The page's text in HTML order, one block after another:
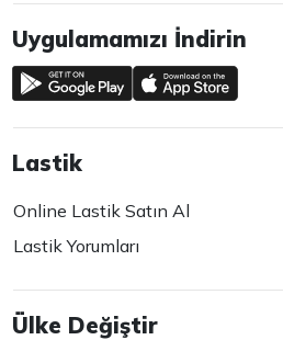
Uygulamamızı İndirin
Lastik
Online Lastik Satın Al
Lastik Yorumları
Ülke Değiştir